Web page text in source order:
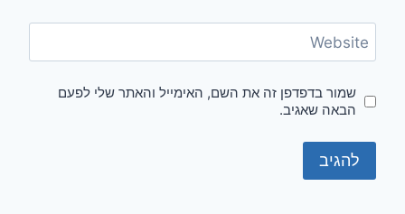
Website
שמור בדפדפן זה את השם, האימייל והאתר שלי לפעם
הבאה שאגיב.